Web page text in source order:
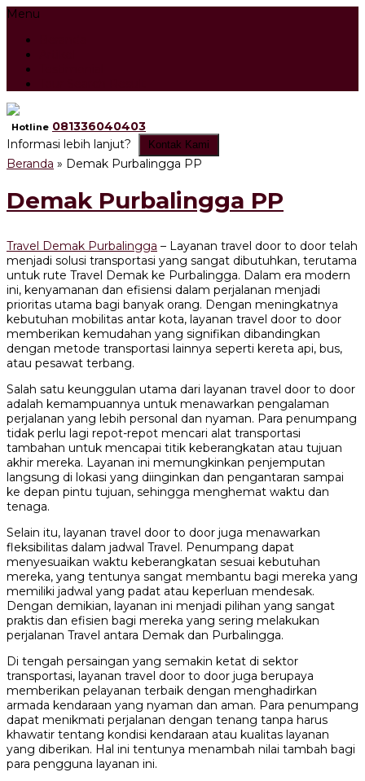
Menu
Hotline 081336040403
Informasi lebih lanjut?
Kontak Kami
Beranda » Demak Purbalingga PP
Demak Purbalingga PP
Travel Demak Purbalingga – Layanan travel door to door telah
menjadi solusi transportasi yang sangat dibutuhkan, terutama
untuk rute Travel Demak ke Purbalingga. Dalam era modern
ini, kenyamanan dan efisiensi dalam perjalanan menjadi
prioritas utama bagi banyak orang. Dengan meningkatnya
kebutuhan mobilitas antar kota, layanan travel door to door
memberikan kemudahan yang signifikan dibandingkan
dengan metode transportasi lainnya seperti kereta api, bus,
atau pesawat terbang.
Salah satu keunggulan utama dari layanan travel door to door
adalah kemampuannya untuk menawarkan pengalaman
perjalanan yang lebih personal dan nyaman. Para penumpang
tidak perlu lagi repot-repot mencari alat transportasi
tambahan untuk mencapai titik keberangkatan atau tujuan
akhir mereka. Layanan ini memungkinkan penjemputan
langsung di lokasi yang diinginkan dan pengantaran sampai
ke depan pintu tujuan, sehingga menghemat waktu dan
tenaga.
Selain itu, layanan travel door to door juga menawarkan
fleksibilitas dalam jadwal Travel. Penumpang dapat
menyesuaikan waktu keberangkatan sesuai kebutuhan
mereka, yang tentunya sangat membantu bagi mereka yang
memiliki jadwal yang padat atau keperluan mendesak.
Dengan demikian, layanan ini menjadi pilihan yang sangat
praktis dan efisien bagi mereka yang sering melakukan
perjalanan Travel antara Demak dan Purbalingga.
Di tengah persaingan yang semakin ketat di sektor
transportasi, layanan travel door to door juga berupaya
memberikan pelayanan terbaik dengan menghadirkan
armada kendaraan yang nyaman dan aman. Para penumpang
dapat menikmati perjalanan dengan tenang tanpa harus
khawatir tentang kondisi kendaraan atau kualitas layanan
yang diberikan. Hal ini tentunya menambah nilai tambah bagi
para pengguna layanan ini.